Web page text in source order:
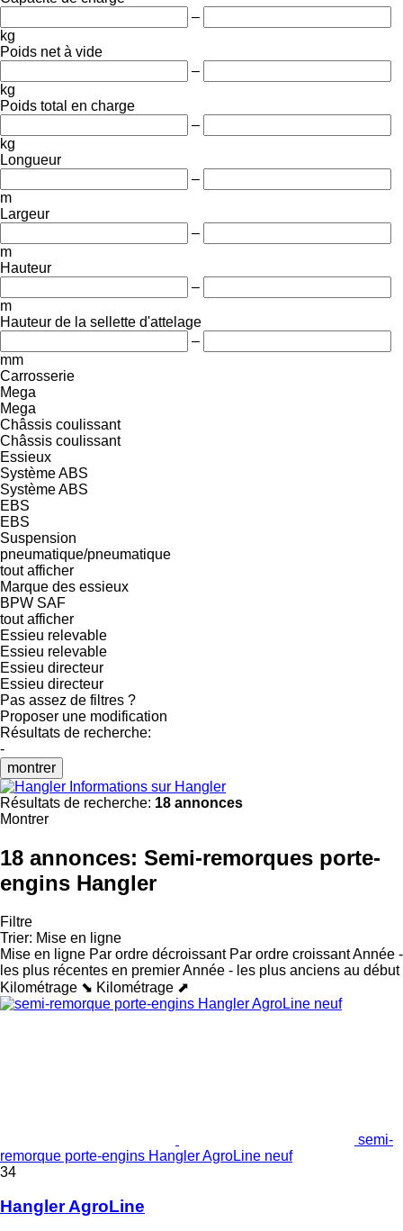
–
kg
Poids net à vide
–
kg
Poids total en charge
–
kg
Longueur
–
m
Largeur
–
m
Hauteur
–
m
Hauteur de la sellette d'attelage
–
mm
Carrosserie
Mega
Mega
Châssis coulissant
Châssis coulissant
Essieux
Système ABS
Système ABS
EBS
EBS
Suspension
pneumatique/pneumatique
tout afficher
Marque des essieux
BPW SAF
tout afficher
Essieu relevable
Essieu relevable
Essieu directeur
Essieu directeur
Pas assez de filtres ?
Proposer une modification
Résultats de recherche:
-
montrer
Informations sur Hangler
Résultats de recherche: 18 annonces
Montrer
18 annonces: Semi-remorques porte-
engins Hangler
Filtre
Trier: Mise en ligne
Mise en ligne Par ordre décroissant Par ordre croissantAnnée -
les plus récentes en premierAnnée - les plus anciens au début
Kilométrage ⬊ Kilométrage ⬈
semi-
remorque porte-engins Hangler AgroLine neuf
34
Hangler AgroLine